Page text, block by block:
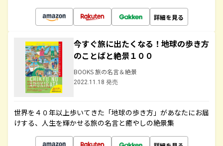
詳細を見る
今すぐ旅に出たくなる！地球の歩き方
のことばと絶景１００
BOOKS 旅の名言＆絶景
2022.11.18 発売
世界を４０年以上歩いてきた「地球の歩き方」があなたにお届
けする、人生を輝かせる旅の名言と癒やしの絶景集